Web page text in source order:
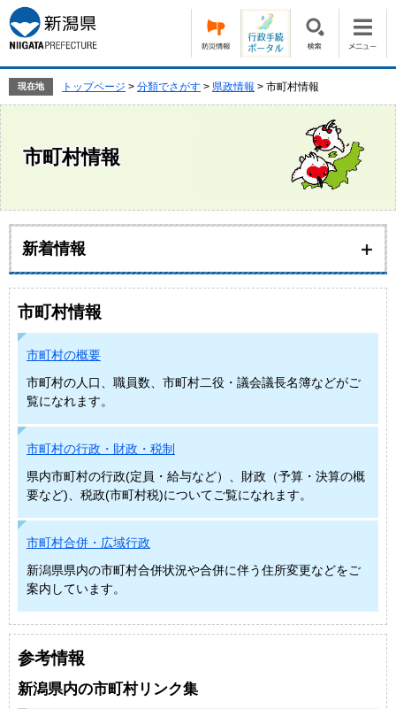
ー
ジ
の
頭
で
す。
ニ
ュ
ー
飛
ば
し
て
本
文
へ
現在地 トップページ > 分類でさがす > 県政情報 > 市町村情報
市町村情報
新着情報
市町村情報
市町村の概要
市町村の人口、職員数、市町村二役・議会議長名簿などがご
覧になれます。
市町村の行政・財政・税制
県内市町村の行政(定員・給与など）、財政（予算・決算の概
要など)、税政(市町村税)についてご覧になれます。
市町村合併・広域行政
新潟県県内の市町村合併状況や合併に伴う住所変更などをご
案内しています。
参考情報
新潟県内の市町村リンク集